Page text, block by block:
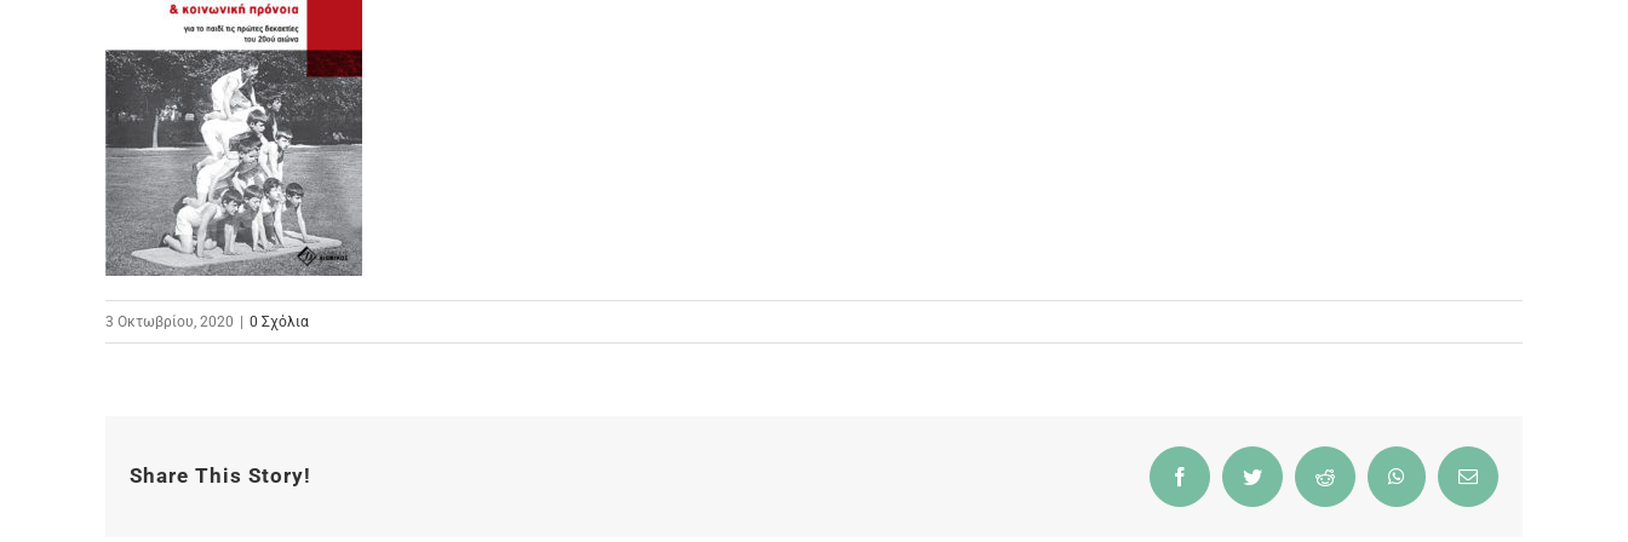
3 Οκτωβρίου, 2020 0 Σχόλια
Share This Story! FacebookTwitter Reddit WhatsAppEmail